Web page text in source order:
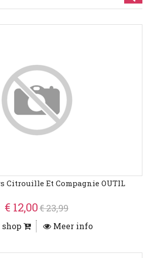
Citrouille Et Compagnie OUTIL
€ 12,00€ 23,99
shop Meer info